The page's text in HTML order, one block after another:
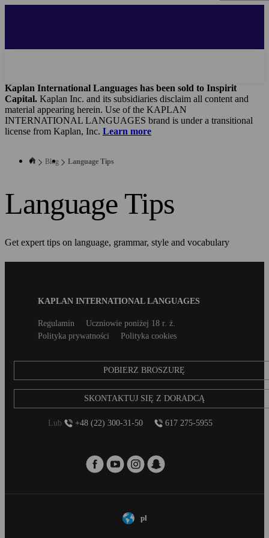
Kaplan International Languages has been sold to Inspirit
Capital. Kaplan Inc. and its subsidiaries disclaim all content and
material appearing herein. Use of the KAPLAN
INTERNATIONAL LANGUAGES brand is under a transitional
license from Kaplan, Inc. Learn more
Blog Language Tips
Language Tips
Get expert tips on language, grammar, style and vocabulary
KAPLAN INTERNATIONAL LANGUAGES
SecondaryRegulamin
Uczniowie poniżej 18 r. ż.
Polityka prywatności
Polityka cookies
POBIERZ BROSZURĘ
SKONTAKTUJ SIĘ Z DORADCĄ
Lub +48 (22) 300-31-50 617 275-5955
pl